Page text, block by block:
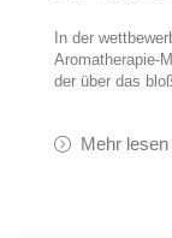
In der
Aromatherapie-
der über das
Mehr lesen